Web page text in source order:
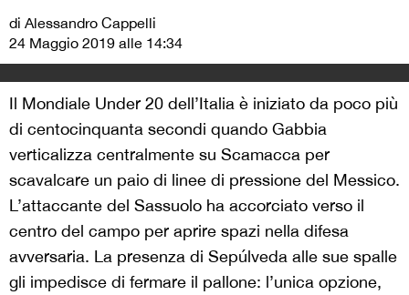
di Alessandro Cappelli
24 Maggio 2019 alle 14:34
Il Mondiale Under 20 dell’Italia è iniziato da poco più
di centocinquanta secondi quando Gabbia
verticalizza centralmente su Scamacca per
scavalcare un paio di linee di pressione del Messico.
L’attaccante del Sassuolo ha accorciato verso il
centro del campo per aprire spazi nella difesa
avversaria. La presenza di Sepúlveda alle sue spalle
gli impedisce di fermare il pallone: l’unica opzione,